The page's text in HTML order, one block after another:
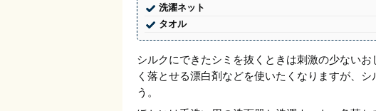
洗濯ネット
タオル
シルクにできたシミを抜くときは刺激の少ない
く落とせる漂白剤などを使いたくなりますが、
う。